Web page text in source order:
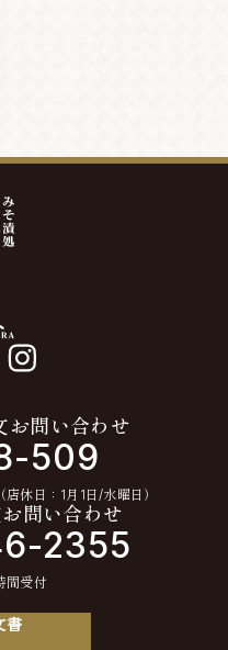
instagram
お問い合わせ
509
休日：1月1日/水曜日）
問い合わせ
2355
間受付
書